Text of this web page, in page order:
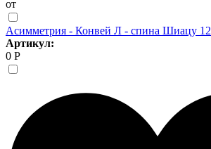
от
Асимметрия - Конвей Л - спина Шиацу 12
Артикул:
0 Р